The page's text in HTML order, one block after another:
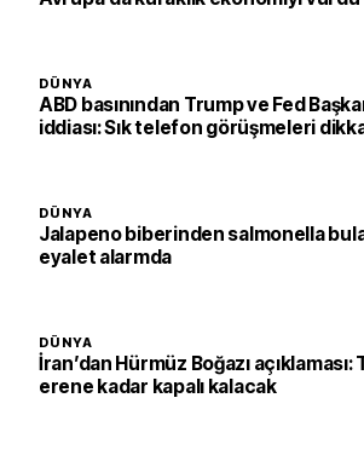
DÜNYA
ABD basınından Trump ve Fed
iddiası: Sık telefon görüşmeleri
DÜNYA
Jalapeno biberinden salmonella
eyalet alarmda
DÜNYA
İran’dan Hürmüz Boğazı
erene kadar kapalı kalacak